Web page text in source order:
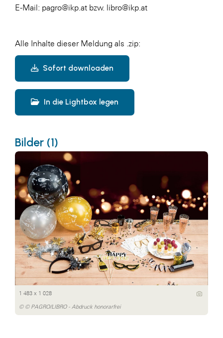
E-Mail: pagro@ikp.at bzw. libro@ikp.at
Alle Inhalte dieser Meldung als .zip:
Sofort downloaden
In die Lightbox legen
Bilder (1)
1 483 x 1 028
© © PAGRO/LIBRO - Abdruck honorarfrei